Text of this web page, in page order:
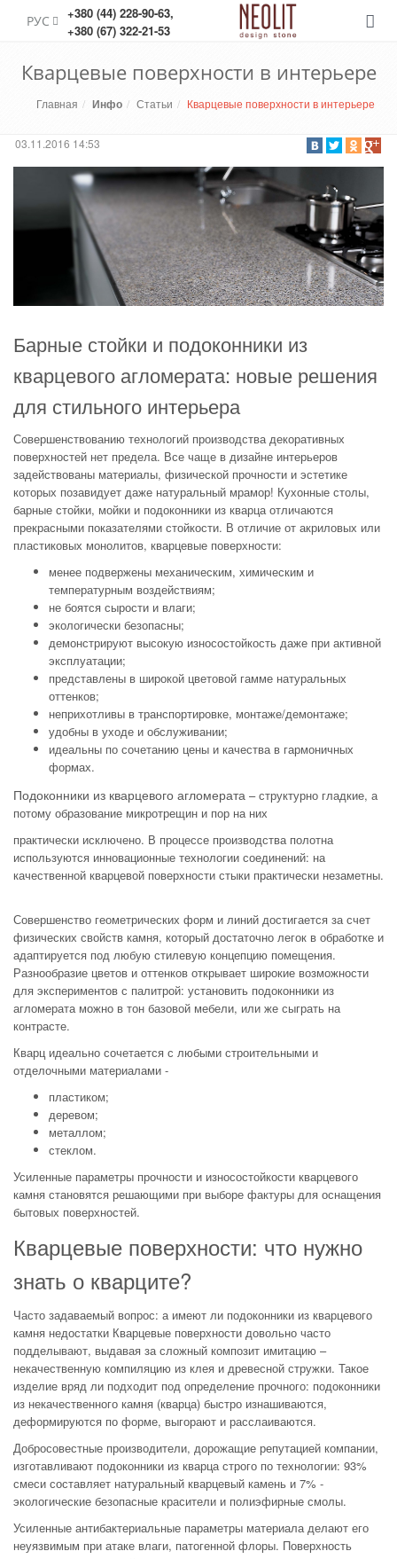
РУС +380 (44) 228-90-63,
+380 (67) 322-21-53
Меню
Кварцевые поверхности в интерьере
Главная Инфо Статьи Кварцевые поверхности в интерьере
03.11.2016 14:53
Барные стойки и подоконники из
кварцевого агломерата: новые решения
для стильного интерьера
Совершенствованию технологий производства декоративных
поверхностей нет предела. Все чаще в дизайне интерьеров
задействованы материалы, физической прочности и эстетике
которых позавидует даже натуральный мрамор! Кухонные столы,
барные стойки, мойки и подоконники из кварца отличаются
прекрасными показателями стойкости. В отличие от акриловых или
пластиковых монолитов, кварцевые поверхности:
менее подвержены механическим, химическим и
температурным воздействиям;
не боятся сырости и влаги;
экологически безопасны;
демонстрируют высокую износостойкость даже при активной
эксплуатации;
представлены в широкой цветовой гамме натуральных
оттенков;
неприхотливы в транспортировке, монтаже/демонтаже;
удобны в уходе и обслуживании;
идеальны по сочетанию цены и качества в гармоничных
формах.
Подоконники из кварцевого агломерата – структурно гладкие, а
потому образование микротрещин и пор на них
практически исключено. В процессе производства полотна
используются инновационные технологии соединений: на
качественной кварцевой поверхности стыки практически незаметны.
Совершенство геометрических форм и линий достигается за счет
физических свойств камня, который достаточно легок в обработке и
адаптируется под любую стилевую концепцию помещения.
Разнообразие цветов и оттенков открывает широкие возможности
для экспериментов с палитрой: установить подоконники из
агломерата можно в тон базовой мебели, или же сыграть на
контрасте.
Кварц идеально сочетается с любыми строительными и
отделочными материалами -
пластиком;
деревом;
металлом;
стеклом.
Усиленные параметры прочности и износостойкости кварцевого
камня становятся решающими при выборе фактуры для оснащения
бытовых поверхностей.
Кварцевые поверхности: что нужно
знать о кварците?
Часто задаваемый вопрос: а имеют ли подоконники из кварцевого
камня недостатки Кварцевые поверхности довольно часто
подделывают, выдавая за сложный композит имитацию –
некачественную компиляцию из клея и древесной стружки. Такое
изделие вряд ли подходит под определение прочного: подоконники
из некачественного камня (кварца) быстро изнашиваются,
деформируются по форме, выгорают и расслаиваются.
Добросовестные производители, дорожащие репутацией компании,
изготавливают подоконники из кварца строго по технологии: 93%
смеси составляет натуральный кварцевый камень и 7% -
экологические безопасные красители и полиэфирные смолы.
Усиленные антибактериальные параметры материала делают его
неуязвимым при атаке влаги, патогенной флоры. Поверхность